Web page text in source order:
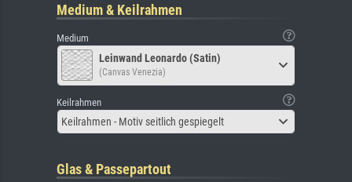
Medium & Keilrahmen
Medium
Leinwand Leonardo (Satin)
(Canvas Venezia)
Keilrahmen
Keilrahmen - Motiv seitlich gespiegelt
Glas & Passepartout